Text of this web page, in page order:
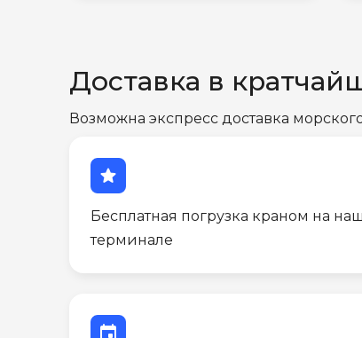
Доставка в
Возможна экспресс доставка
star
Бесплатная погрузка краном на
терминале
event